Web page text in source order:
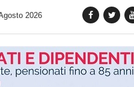
Limited Edition del
2026